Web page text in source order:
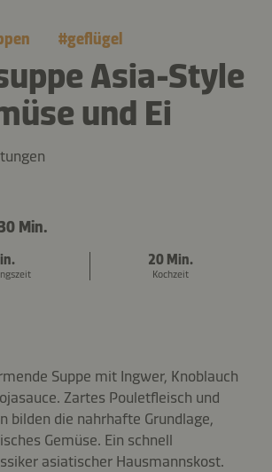
#geflügel
Asia-Style
und Ei
Min.
20 Min.
Kochzeit
Suppe mit Ingwer, Knoblauch
Zartes Pouletfleisch und
bilden die nahrhafte Grundlage,
Gemüse. Ein schnell
asiatischer Hausmannskost.